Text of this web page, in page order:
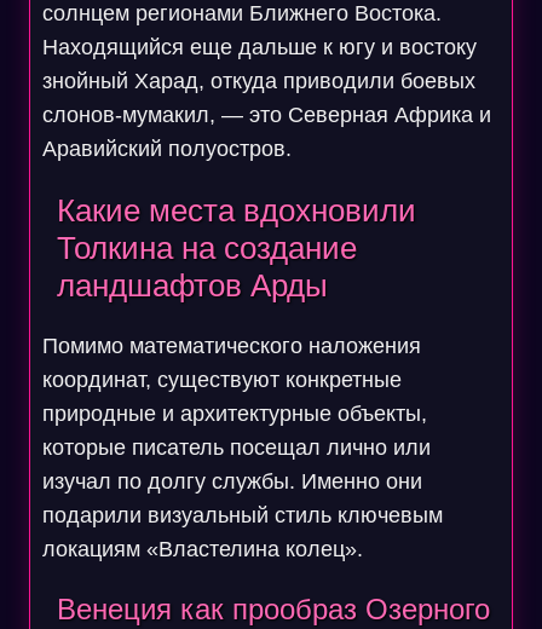
солнцем регионами Ближнего Востока.
Находящийся еще дальше к югу и востоку
знойный Харад, откуда приводили боевых
слонов-мумакил, — это Северная Африка и
Аравийский полуостров.
Какие места вдохновили
Толкина на создание
ландшафтов Арды
Помимо математического наложения
координат, существуют конкретные
природные и архитектурные объекты,
которые писатель посещал лично или
изучал по долгу службы. Именно они
подарили визуальный стиль ключевым
локациям «Властелина колец».
Венеция как прообраз Озерного